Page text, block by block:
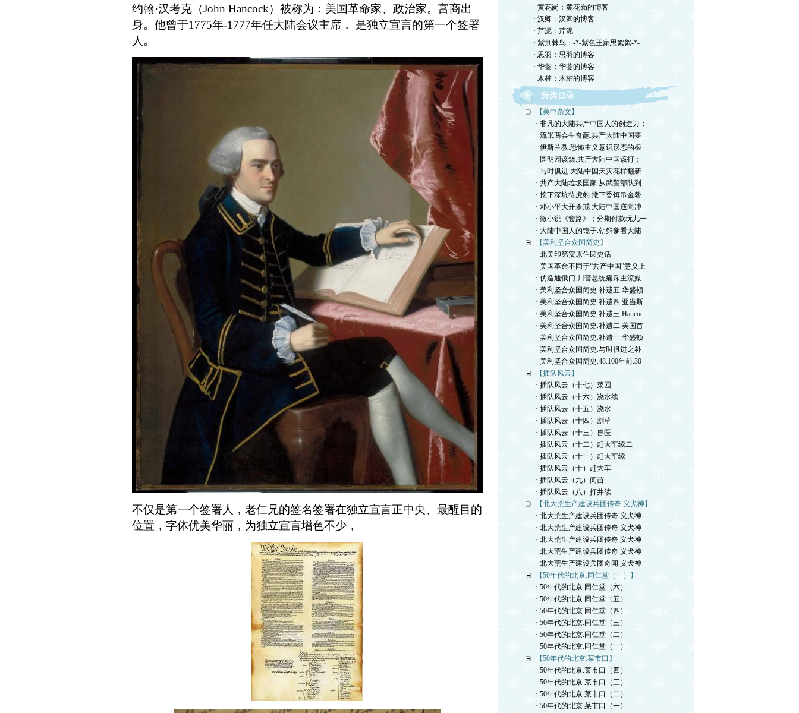
约翰·汉考克（John Hancock）被称为：美国革命家、政治家。富商出
身。他曾于1775年-1777年任大陆会议主席， 是独立宣言的第一个签署
人。
不仅是第一个签署人，老仁兄的签名签署在独立宣言正中央、最醒目的
位置，字体优美华丽，为独立宣言增色不少，
· 黄花岗：黄花岗的博客
· 汉卿：汉卿的博客
· 芹泥：芹泥
· 紫荆棘鸟：-*-紫色王家思絮絮-*-
· 思羽：思羽的博客
· 华蓥：华蓥的博客
· 木桩：木桩的博客
分类目录
【美中杂文】
· 非凡的大陆共产中国人的创造力；
· 流氓两会生奇葩.共产大陆中国要
· 伊斯兰教.恐怖主义意识形态的根
· 圆明园该烧.共产大陆中国该打；
· 与时俱进.大陆中国天灾花样翻新
· 共产大陆垃圾国家.从武警部队到
· 挖下深坑待虎豹.撒下香饵吊金鳌
· 邓小平大开杀戒.大陆中国逆向冲
· 微小说《套路》；分期付款玩儿一
· 大陆中国人的镜子.朝鲜爹看大陆
【美利坚合众国简史】
· 北美印第安原住民史话
· 美国革命不同于“共产中国”意义上
· 伪造通俄门.川普总统痛斥主流媒
· 美利坚合众国简史.补遗五.华盛顿
· 美利坚合众国简史.补遗四.亚当斯
· 美利坚合众国简史.补遗三.Hancoc
· 美利坚合众国简史.补遗二.美国首
· 美利坚合众国简史.补遗一.华盛顿
· 美利坚合众国简史.与时俱进之补
· 美利坚合众国简史.48.100年前.30
【插队风云】
· 插队风云（十七）菜园
· 插队风云（十六）浇水续
· 插队风云（十五）浇水
· 插队风云（十四）割草
· 插队风云（十三）兽医
· 插队风云（十二）赶大车续二
· 插队风云（十一）赶大车续
· 插队风云（十）赶大车
· 插队风云（九）间苗
· 插队风云（八）打井续
【北大荒生产建设兵团传奇.义犬神】
· 北大荒生产建设兵团传奇.义犬神
· 北大荒生产建设兵团传奇.义犬神
· 北大荒生产建设兵团传奇.义犬神
· 北大荒生产建设兵团传奇.义犬神
· 北大荒生产建设兵团奇闻.义犬神
【50年代的北京.同仁堂（一）】
· 50年代的北京.同仁堂（六）
· 50年代的北京.同仁堂（五）
· 50年代的北京.同仁堂（四）
· 50年代的北京.同仁堂（三）
· 50年代的北京.同仁堂（二）
· 50年代的北京.同仁堂（一）
【50年代的北京.菜市口】
· 50年代的北京.菜市口（四）
· 50年代的北京.菜市口（三）
· 50年代的北京.菜市口（二）
· 50年代的北京.菜市口（一）